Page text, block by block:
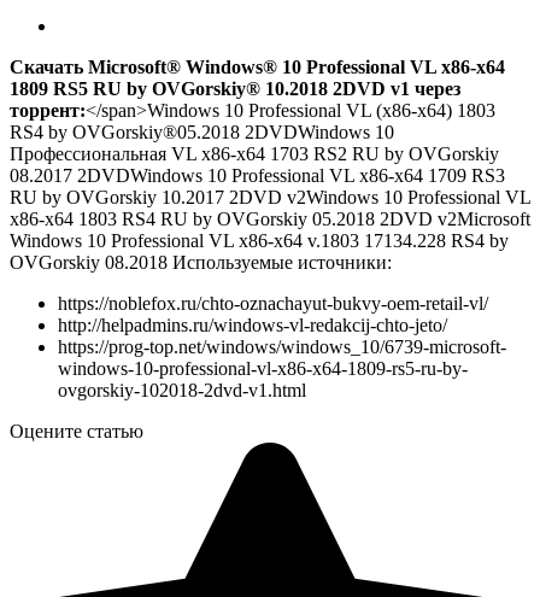
Скачать Microsoft® Windows® 10 Professional VL x86-x64
1809 RS5 RU by OVGorskiy® 10.2018 2DVD v1 через
торрент:</span>Windows 10 Professional VL (x86-x64) 1803
RS4 by OVGorskiy®05.2018 2DVDWindows 10
Профессиональная VL x86-x64 1703 RS2 RU by OVGorskiy
08.2017 2DVDWindows 10 Professional VL x86-x64 1709 RS3
RU by OVGorskiy 10.2017 2DVD v2Windows 10 Professional VL
x86-x64 1803 RS4 RU by OVGorskiy 05.2018 2DVD v2Microsoft
Windows 10 Professional VL x86-x64 v.1803 17134.228 RS4 by
OVGorskiy 08.2018 Используемые источники:
https://noblefox.ru/chto-oznachayut-bukvy-oem-retail-vl/
http://helpadmins.ru/windows-vl-redakcij-chto-jeto/
https://prog-top.net/windows/windows_10/6739-microsoft-
windows-10-professional-vl-x86-x64-1809-rs5-ru-by-
ovgorskiy-102018-2dvd-v1.html
Оцените статью